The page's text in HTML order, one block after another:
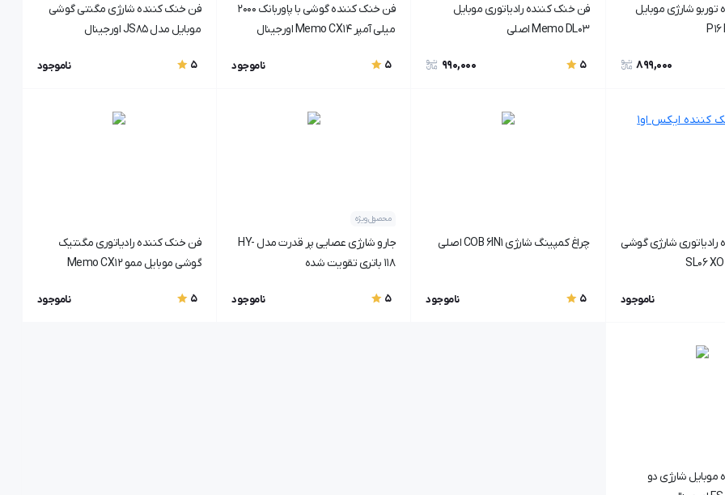
شارژی موبایل
899,000
فن خنک کننده رادیاتوری موبایل
Memo DL03 اصلی
5
990,000
فن خنک کننده گوشی با پاوربانک 2000
میلی آمپر Memo CX14 اورجینال
5 ناموجود
فن خنک کننده شارژی مگنتی گوشی
موبایل مدل JS85 اورجینال
5 ناموجود
شارژی گوشی
ناموجود
چراغ کمپینگ شارژی COB 6IN1 اصلی
5 ناموجود
محصول ویژه
جارو شارژی عصایی پر قدرت مدل HY-
118 باتری تقویت شده
5 ناموجود
فن خنک کننده رادیاتوری مگنتیک
گوشی موبایل ممو Memo CX12
5 ناموجود
شارژی دو